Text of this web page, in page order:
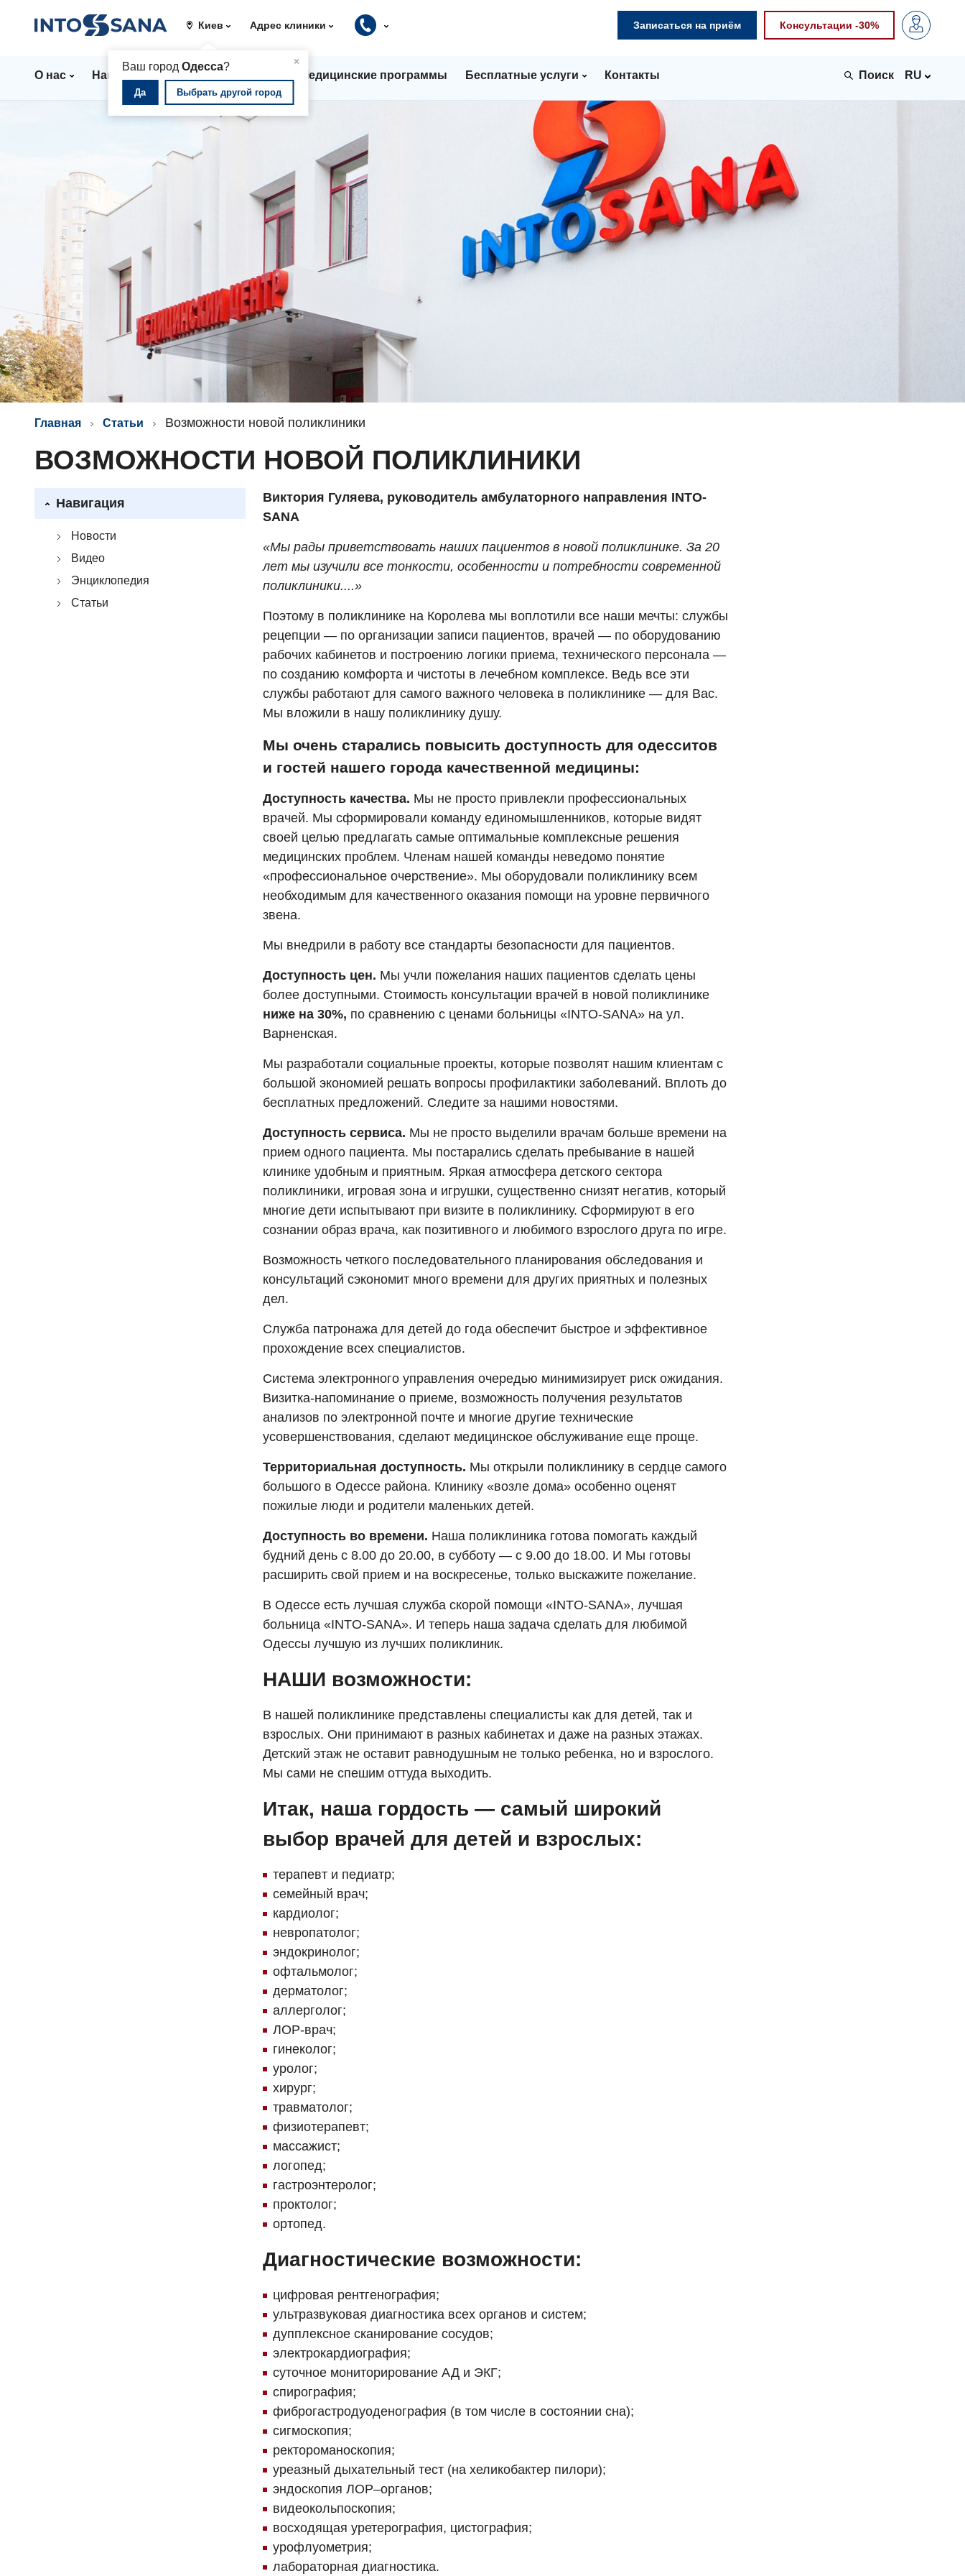
Киев
×
Ваш городОдесса?
Да Выбрать другой город
Адрес клиники Записаться на приём Консультации -30%
О нас Направления Цены Медицинские программы Бесплатные услуги Контакты RU
Главная Статьи Возможности новой поликлиники
ВОЗМОЖНОСТИ НОВОЙ ПОЛИКЛИНИКИ
Навигация
Новости
Видео
Энциклопедия
Статьи
Виктория Гуляева, руководитель амбулаторного направления INTO-
SANA
«Мы рады приветствовать наших пациентов в новой поликлинике. За 20
лет мы изучили все тонкости, особенности и потребности современной
поликлиники....»
Поэтому в поликлинике на Королева мы воплотили все наши мечты: службы
рецепции — по организации записи пациентов, врачей — по оборудованию
рабочих кабинетов и построению логики приема, технического персонала —
по созданию комфорта и чистоты в лечебном комплексе. Ведь все эти
службы работают для самого важного человека в поликлинике — для Вас.
Мы вложили в нашу поликлинику душу.
Мы очень старались повысить доступность для одесситов
и гостей нашего города качественной медицины:
Доступность качества. Мы не просто привлекли профессиональных
врачей. Мы сформировали команду единомышленников, которые видят
своей целью предлагать самые оптимальные комплексные решения
медицинских проблем. Членам нашей команды неведомо понятие
«профессиональное очерствение». Мы оборудовали поликлинику всем
необходимым для качественного оказания помощи на уровне первичного
звена.
Мы внедрили в работу все стандарты безопасности для пациентов.
Доступность цен. Мы учли пожелания наших пациентов сделать цены
более доступными. Стоимость консультации врачей в новой поликлинике
ниже на 30%, по сравнению с ценами больницы «INTO-SANA» на ул.
Варненская.
Мы разработали социальные проекты, которые позволят нашим клиентам с
большой экономией решать вопросы профилактики заболеваний. Вплоть до
бесплатных предложений. Следите за нашими новостями.
Доступность сервиса. Мы не просто выделили врачам больше времени на
прием одного пациента. Мы постарались сделать пребывание в нашей
клинике удобным и приятным. Яркая атмосфера детского сектора
поликлиники, игровая зона и игрушки, существенно снизят негатив, который
многие дети испытывают при визите в поликлинику. Сформируют в его
сознании образ врача, как позитивного и любимого взрослого друга по игре.
Возможность четкого последовательного планирования обследования и
консультаций сэкономит много времени для других приятных и полезных
дел.
Служба патронажа для детей до года обеспечит быстрое и эффективное
прохождение всех специалистов.
Система электронного управления очередью минимизирует риск ожидания.
Визитка-напоминание о приеме, возможность получения результатов
анализов по электронной почте и многие другие технические
усовершенствования, сделают медицинское обслуживание еще проще.
Территориальная доступность. Мы открыли поликлинику в сердце самого
большого в Одессе района. Клинику «возле дома» особенно оценят
пожилые люди и родители маленьких детей.
Доступность во времени. Наша поликлиника готова помогать каждый
будний день с 8.00 до 20.00, в субботу — с 9.00 до 18.00. И Мы готовы
расширить свой прием и на воскресенье, только выскажите пожелание.
В Одессе есть лучшая служба скорой помощи «INTO-SANA», лучшая
больница «INTO-SANA». И теперь наша задача сделать для любимой
Одессы лучшую из лучших поликлиник.
НАШИ возможности:
В нашей поликлинике представлены специалисты как для детей, так и
взрослых. Они принимают в разных кабинетах и даже на разных этажах.
Детский этаж не оставит равнодушным не только ребенка, но и взрослого.
Мы сами не спешим оттуда выходить.
Итак, наша гордость — самый широкий
выбор врачей для детей и взрослых:
терапевт и педиатр;
семейный врач;
кардиолог;
невропатолог;
эндокринолог;
офтальмолог;
дерматолог;
аллерголог;
ЛОР-врач;
гинеколог;
уролог;
хирург;
травматолог;
физиотерапевт;
массажист;
логопед;
гастроэнтеролог;
проктолог;
ортопед.
Диагностические возможности:
цифровая рентгенография;
ультразвуковая диагностика всех органов и систем;
дупплексное сканирование сосудов;
электрокардиография;
суточное мониторирование АД и ЭКГ;
спирография;
фиброгастродуоденография (в том числе в состоянии сна);
сигмоскопия;
ректороманоскопия;
уреазный дыхательный тест (на хеликобактер пилори);
эндоскопия ЛОР–органов;
видеокольпоскопия;
восходящая уретерография, цистография;
урофлуометрия;
лабораторная диагностика.